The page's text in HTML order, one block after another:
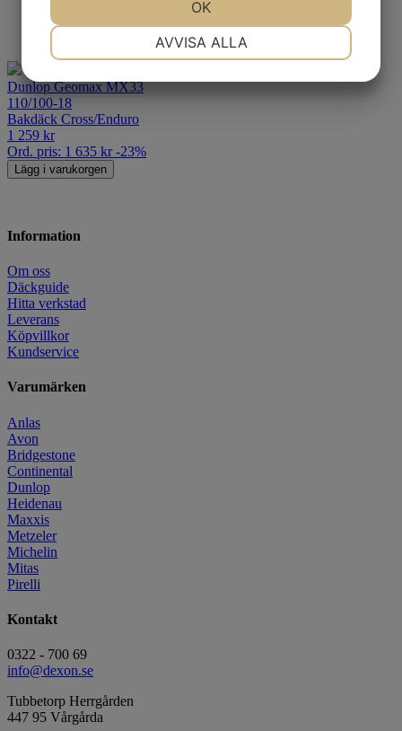
Billigast
Dyrast
Dunlop Geomax MX33
110/100-18
Bakdäck Cross/Enduro
1 259 kr
Ord. pris: 1 635 kr -23%
Lägg i varukorgen
Information
Om oss
Däckguide
Hitta verkstad
Leverans
Köpvillkor
Kundservice
Varumärken
Anlas
Avon
Bridgestone
Continental
Dunlop
Heidenau
Maxxis
Metzeler
Michelin
Mitas
Pirelli
Kontakt
0322 - 700 69
info@dexon.se
Tubbetorp Herrgården
447 95 Vårgårda
MARKNADSFÖRING
AVVISA ALLA
OK